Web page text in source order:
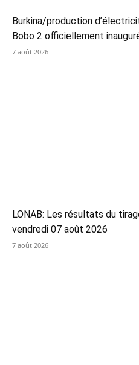
Burkina/production
Bobo 2 officiellement
7 août 2026
LONAB: Les résultats du
vendredi 07 août 2026
7 août 2026